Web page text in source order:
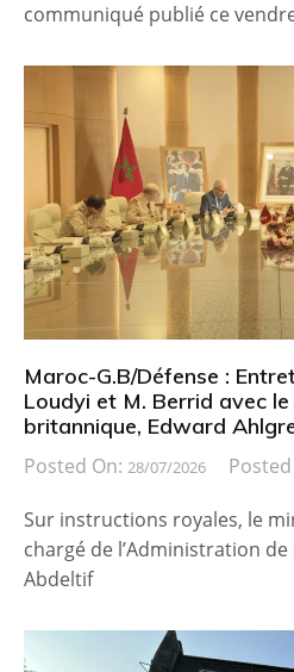
communiqué publié ce
Maroc-G.B/Défense :
Loudyi et M. Berrid avec
britannique, Edward
Posted On: 28/07/2026 Posted
Sur instructions royales, le
chargé de l’Administration
Abdeltif